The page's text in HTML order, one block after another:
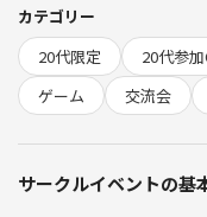
笑
気になる方は「アナログ
ら1番上に出てきますので
◯ボドゲの種類
ボードゲームラボDDTの
ーーーーーーーーーーーー
カテゴリー
20代限定
20代参
ゲーム
交流会
サークルイベントの基